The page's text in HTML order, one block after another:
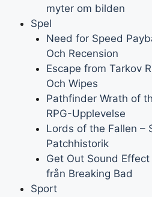
myter om bilden
Spel
Need for Speed
Och Recension
Escape from Tarkov
Och Wipes
Pathfinder Wrath of
RPG-Upplevelse
Lords of the Fallen –
Patchhistorik
Get Out Sound
från Breaking Bad
Sport